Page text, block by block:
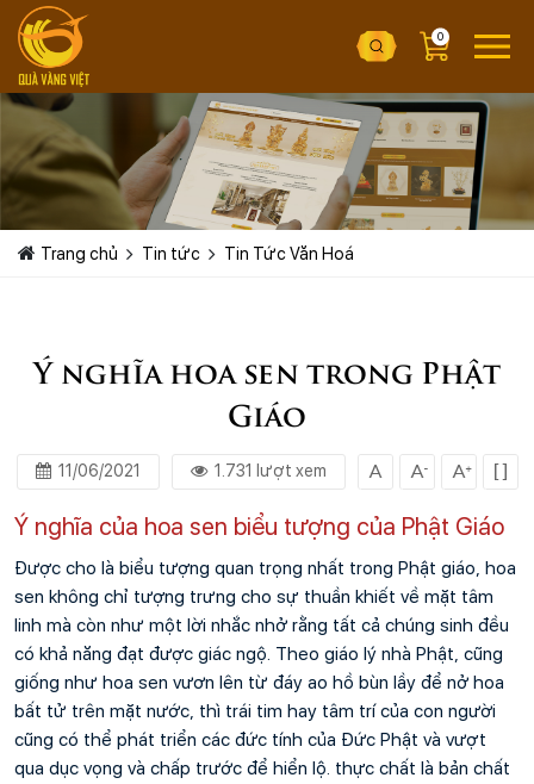
0
Trang chủ Tin tức Tin Tức Văn Hoá
Ý nghĩa hoa sen trong Phật
Giáo
11/06/2021 1.731 lượt xem
Ý nghĩa của hoa sen biểu tượng của Phật Giáo
Được cho là biểu tượng quan trọng nhất trong Phật giáo, hoa
sen không chỉ tượng trưng cho sự thuần khiết về mặt tâm
linh mà còn như một lời nhắc nhở rằng tất cả chúng sinh đều
có khả năng đạt được giác ngộ. Theo giáo lý nhà Phật, cũng
giống như hoa sen vươn lên từ đáy ao hồ bùn lầy để nở hoa
bất tử trên mặt nước, thì trái tim hay tâm trí của con người
cũng có thể phát triển các đức tính của Đức Phật và vượt
qua dục vọng và chấp trước để hiển lộ. thực chất là bản chất